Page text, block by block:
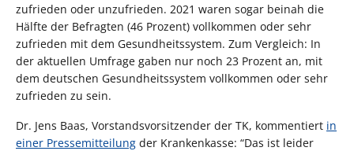
zufrieden oder unzufrieden. 2021 waren sogar beinah die
Hälfte der Befragten (46 Prozent) vollkommen oder sehr
zufrieden mit dem Gesundheitssystem. Zum Vergleich: In
der aktuellen Umfrage gaben nur noch 23 Prozent an, mit
dem deutschen Gesundheitssystem vollkommen oder sehr
zufrieden zu sein.
Dr. Jens Baas, Vorstandsvorsitzender der TK, kommentiert in
einer Pressemitteilung der Krankenkasse: “Das ist leider